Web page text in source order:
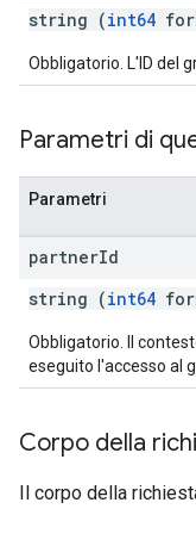
string (int64
Obbligatorio. L'ID del
Parametri di
Parametri
partnerId
string (int64
Obbligatorio. Il
eseguito l'accesso al
Corpo della
Il corpo della